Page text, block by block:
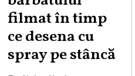
filmat în timp
ce desena cu
spray pe stâncă